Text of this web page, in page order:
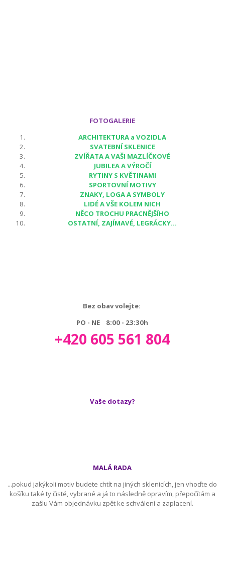
FOTOGALERIE
ARCHITEKTURA a VOZIDLA
SVATEBNÍ SKLENICE
ZVÍŘATA A VAŠI MAZLÍČKOVÉ
JUBILEA A VÝROČÍ
RYTINY S KVĚTINAMI
SPORTOVNÍ MOTIVY
ZNAKY, LOGA A SYMBOLY
LIDÉ A VŠE KOLEM NICH
NĚCO TROCHU PRACNĚJŠÍHO
OSTATNÍ, ZAJÍMAVÉ, LEGRÁCKY...
Bez obav volejte:
PO - NE 8:00 - 23:30h
+420 605 561 804
Vaše dotazy?
MALÁ RADA
...pokud jakýkoli motiv budete chtít na jiných sklenicích, jen vhoďte do
košíku také ty čisté, vybrané a já to následně opravím, přepočítám a
zašlu Vám objednávku zpět ke schválení a zaplacení.